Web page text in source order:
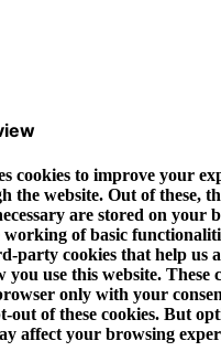
cookies to improve your
the website. Out of these,
are stored on your
working of basic
party cookies that help us
you use this website. These
only with your
out of these cookies. But
affect your browsing